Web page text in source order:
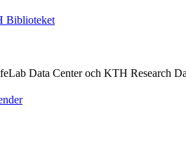
Biblioteket
Data Center och KTH Research